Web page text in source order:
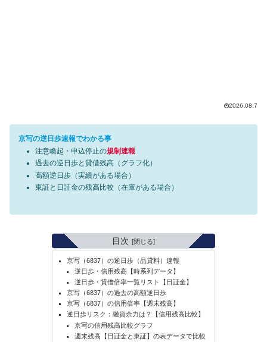
2026.08.7
京写の逆日歩速報でわかる事
注意喚起・申込停止の規制速報
過去の逆日歩と貸借残高（グラフ化）
高額逆日歩（実績がある場合）
東証と日証金の残高比較（在庫がある場合）
目次
京写（6837）の逆日歩（品貸料）速報
逆日歩・信用残高【時系列データ】
逆日歩・貸借倍率一覧リスト【日証金】
京写（6837）の過去の高額逆日歩
京写（6837）の信用倍率【週末残高】
逆日歩リスク：融資余力は？【信用残高比較】
京写の信用残高比較グラフ
週末残高【日証金と東証】の表データで比較